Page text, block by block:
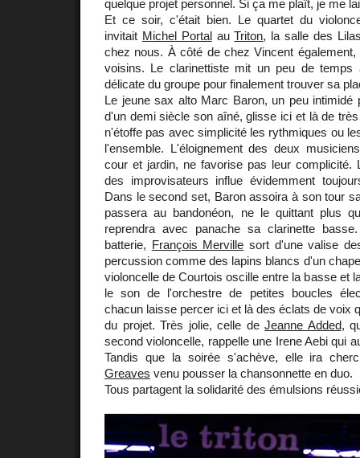
quelque projet personnel. Si ça me plaît, je me
Et ce soir, c'était bien. Le quartet du
invitait Michel PortalauTriton, la salle des
chez nous. À côté de chez Vincent
voisins. Le clarinettiste mit un peu de temps
délicate du groupe pour finalement trouver sa
Le jeune sax alto Marc Baron, un peu intimidé
d'un demi siècle son aîné, glisse ici et là de
n'étoffe pas avec simplicité les rythmiques ou
l'ensemble. L'éloignement des deux
cour et jardin, ne favorise pas leur complicité.
des improvisateurs influe évidemment
Dans le second set, Baron assoira à son tour
passera au bandonéon, ne le quittant plus
reprendra avec panache sa clarinette
batterie, François Merville sort d'une valise
percussion comme des lapins blancs d'un
violoncelle de Courtois oscille entre la basse et
le son de l'orchestre de petites boucles
chacun laisse percer ici et là des éclats de voix
du projet. Très jolie, celle deJeanne Added,
second violoncelle, rappelle une Irene Aebi qui
Tandis que la soirée s'achève, elle ira
Greaves venu pousser la chansonnette en duo.
Tous partagent la solidarité des émulsions